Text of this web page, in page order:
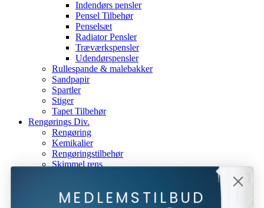
Indendørs pensler
Pensel Tilbehør
Penselsæt
Radiator Pensler
Træværkspensler
Udendørspensler
Rullespande & malebakker
Sandpapir
Spartler
Stiger
Tapet Tilbehør
Rengørings Div.
Rengøring
Kemikalier
Rengøringstilbehør
Skimmel rens
Beck & Jørgensen
MEDLEMSTILBUD